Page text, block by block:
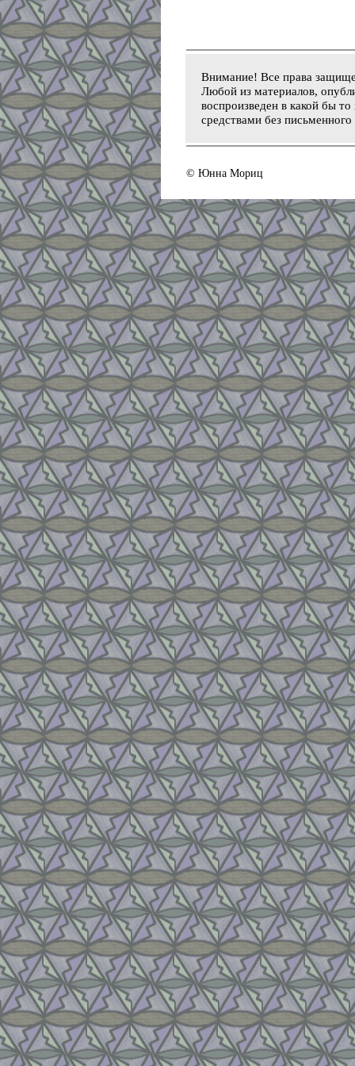
Внимание! Все права
Любой из материалов,
воспроизведен в какой бы
средствами без
© Юнна Мориц